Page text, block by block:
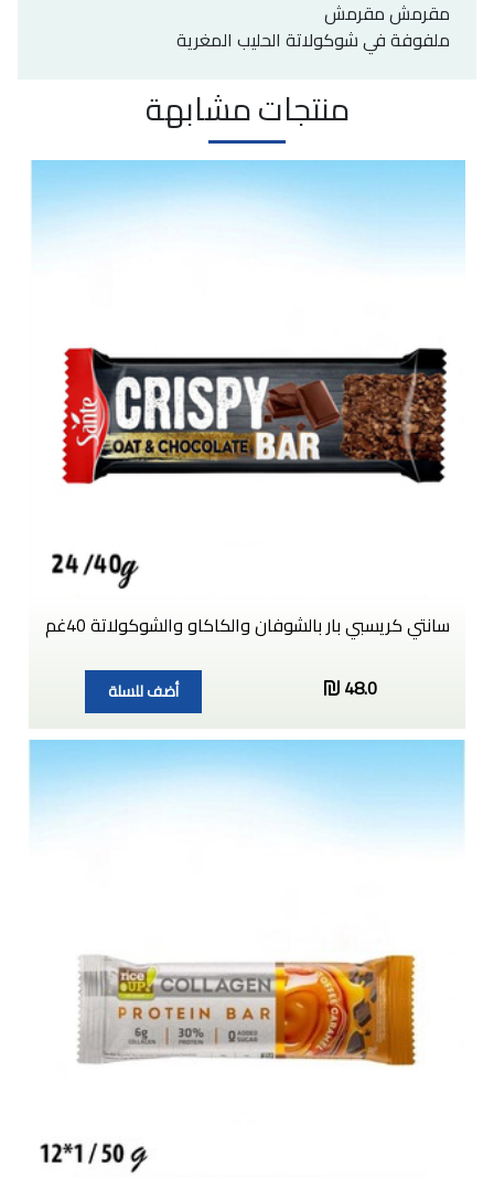
مقرمش مقرمش
ملفوفة في شوكولاتة الحليب المغرية
منتجات مشابهة
سانتي كريسبي بار بالشوفان والكاكاو والشوكولاتة 40غم
48.0
أضف للسلة